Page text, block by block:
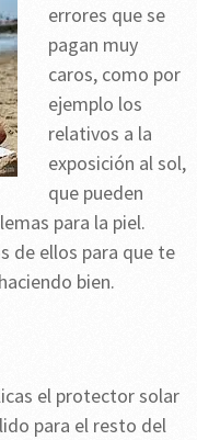
errores que se
pagan muy
caros, como por
ejemplo los
relativos a la
exposición al sol,
que pueden
para la piel.
de ellos para que te
bien.
el protector solar
para el resto del